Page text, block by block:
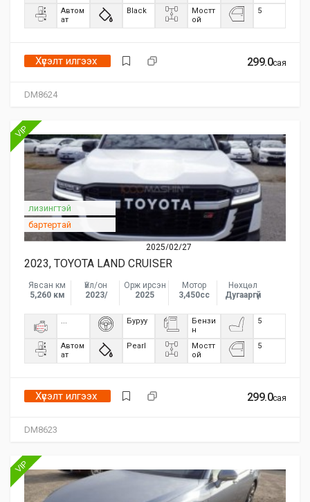
DM8624
Автом
ат
Black
Мостт
ой
5
299.0сая
Хүсэлт илгээх
VIP
2025/02/27
DM8623
лизингтэй
бартертай
2023, TOYOTA LAND CRUISER
Явсан км
5,260 км
Үйл/он
2023/
Орж ирсэн
2025
Мотор
3,450сс
Нөхцөл
Дугааргүй
... Буруу
Бензи
н
5
Автом
ат
Pearl
Мостт
ой
5
299.0сая
Хүсэлт илгээх
VIP